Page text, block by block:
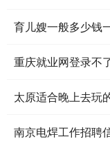
育儿嫂一般多少钱
重庆就业网登录不
太原适合晚上去玩
南京电焊工作招聘